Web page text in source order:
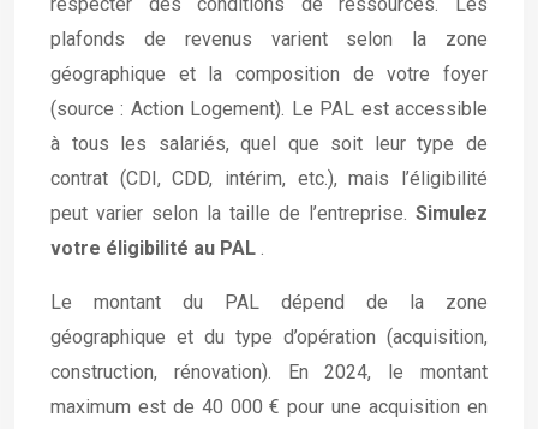
plafonds de revenus varient selon la zone
géographique et la composition de votre foyer
(source : Action Logement). Le PAL est accessible
à tous les salariés, quel que soit leur type de
contrat (CDI, CDD, intérim, etc.), mais l’éligibilité
peut varier selon la taille de l’entreprise. Simulez
votre éligibilité au PAL .
Le montant du PAL dépend de la zone
géographique et du type d’opération (acquisition,
construction, rénovation). En 2024, le montant
maximum est de 40 000 € pour une acquisition en